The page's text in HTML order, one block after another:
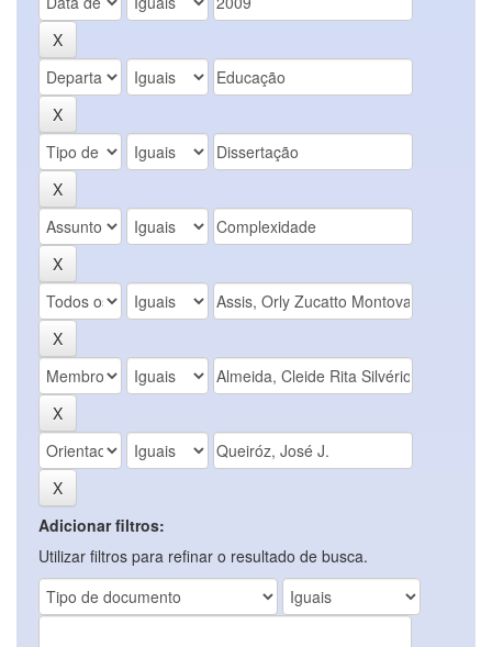
Adicionar filtros:
Utilizar filtros para refinar o resultado de busca.